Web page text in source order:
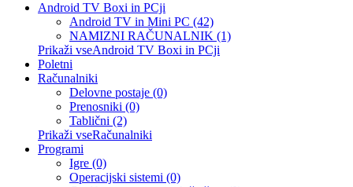
Android TV Boxi in PCji
Android TV in Mini PC (42)
NAMIZNI RAČUNALNIK (1)
Prikaži vseAndroid TV Boxi in PCji
Poletni
Računalniki
Delovne postaje (0)
Prenosniki (0)
Tablični (2)
Prikaži vseRačunalniki
Programi
Igre (0)
Operacijski sistemi (0)